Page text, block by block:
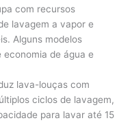
com recursos
lavagem a vapor e
Alguns modelos
de água e
lava-louças com
ciclos de lavagem,
para lavar até 15